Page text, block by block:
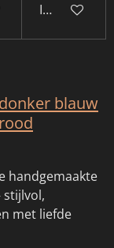
In
blauw
handgemaakte
stijlvol,
met liefde